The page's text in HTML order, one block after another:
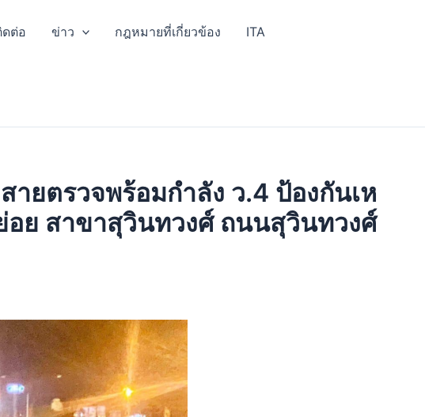
ต่อ ข่าว กฎหมายที่เกี่ยวข้อง ITA
ายตรวจพร้อมกำลัง ว.4 ป้องกันเห
ย สาขาสุวินทวงศ์ ถนนสุวินทวงศ์